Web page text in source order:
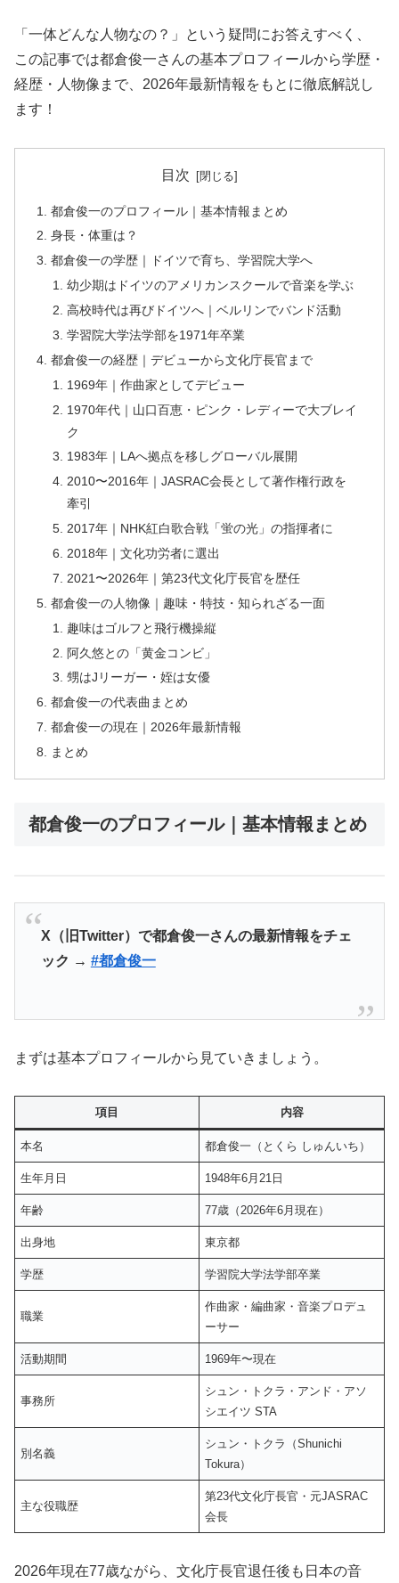
「一体どんな人物なの？」という疑問にお答えすべく、
この記事では都倉俊一さんの基本プロフィールから学歴・
経歴・人物像まで、2026年最新情報をもとに徹底解説し
ます！
目次
都倉俊一のプロフィール｜基本情報まとめ
身長・体重は？
都倉俊一の学歴｜ドイツで育ち、学習院大学へ
幼少期はドイツのアメリカンスクールで音楽を学ぶ
高校時代は再びドイツへ｜ベルリンでバンド活動
学習院大学法学部を1971年卒業
都倉俊一の経歴｜デビューから文化庁長官まで
1969年｜作曲家としてデビュー
1970年代｜山口百恵・ピンク・レディーで大ブレイ
ク
1983年｜LAへ拠点を移しグローバル展開
2010〜2016年｜JASRAC会長として著作権行政を
牽引
2017年｜NHK紅白歌合戦「蛍の光」の指揮者に
2018年｜文化功労者に選出
2021〜2026年｜第23代文化庁長官を歴任
都倉俊一の人物像｜趣味・特技・知られざる一面
趣味はゴルフと飛行機操縦
阿久悠との「黄金コンビ」
甥はJリーガー・姪は女優
都倉俊一の代表曲まとめ
都倉俊一の現在｜2026年最新情報
まとめ
都倉俊一のプロフィール｜基本情報まとめ
X（旧Twitter）で都倉俊一さんの最新情報をチェ
ック → #都倉俊一
まずは基本プロフィールから見ていきましょう。
項目 内容
本名 都倉俊一（とくら しゅんいち）
生年月日 1948年6月21日
年齢 77歳（2026年6月現在）
出身地 東京都
学歴 学習院大学法学部卒業
職業
作曲家・編曲家・音楽プロデュ
ーサー
活動期間 1969年〜現在
事務所
シュン・トクラ・アンド・アソ
シエイツ STA
別名義
シュン・トクラ（Shunichi
Tokura）
主な役職歴
第23代文化庁長官・元JASRAC
会長
2026年現在77歳ながら、文化庁長官退任後も日本の音